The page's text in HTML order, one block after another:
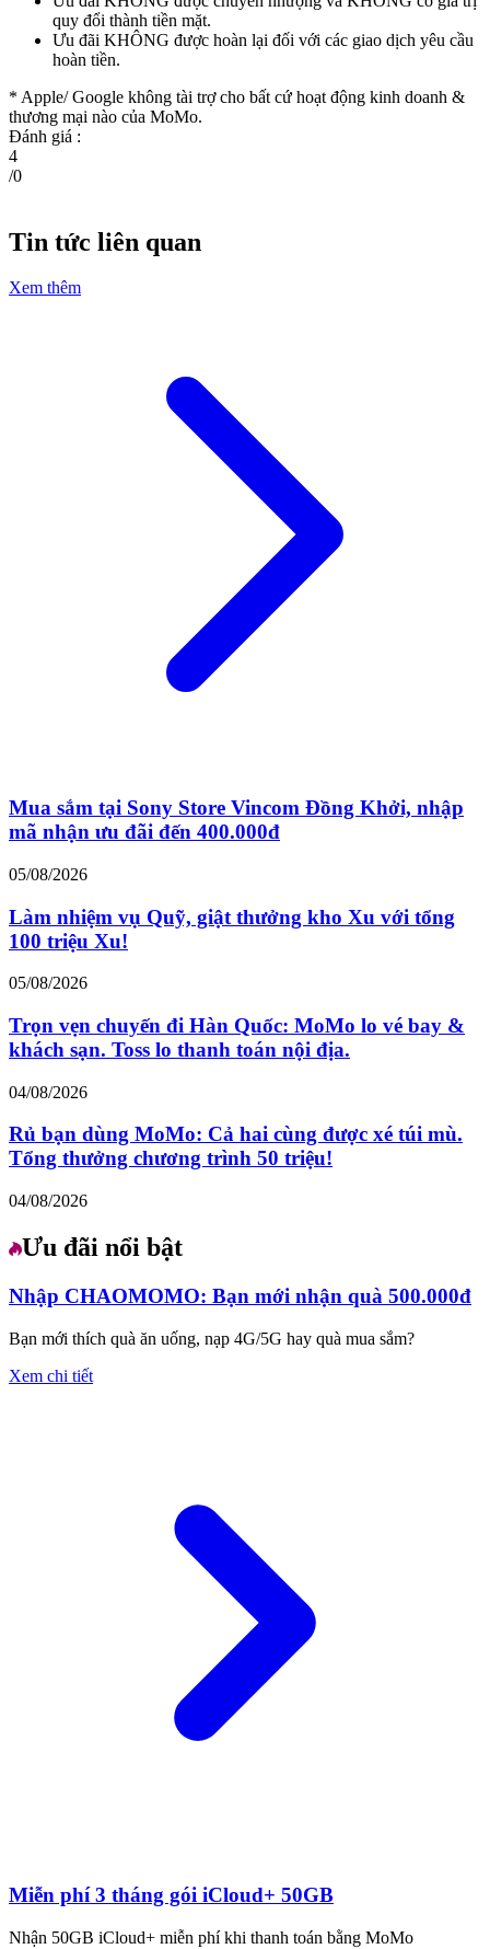
quy đổi thành tiền mặt.
Ưu đãi KHÔNG được hoàn lại đối với các giao dịch yêu cầu
hoàn tiền.
* Apple/ Google không tài trợ cho bất cứ hoạt động kinh doanh &
thương mại nào của MoMo.
Đánh giá :
4
/0
Tin tức liên quan
Xem thêm
Mua sắm tại Sony Store Vincom Đồng Khởi, nhập
mã nhận ưu đãi đến 400.000đ
05/08/2026
Làm nhiệm vụ Quỹ, giật thưởng kho Xu với tổng
100 triệu Xu!
05/08/2026
Trọn vẹn chuyến đi Hàn Quốc: MoMo lo vé bay &
khách sạn. Toss lo thanh toán nội địa.
04/08/2026
Rủ bạn dùng MoMo: Cả hai cùng được xé túi mù.
Tổng thưởng chương trình 50 triệu!
04/08/2026
Ưu đãi nổi bật
Nhập CHAOMOMO: Bạn mới nhận quà 500.000đ
Bạn mới thích quà ăn uống, nạp 4G/5G hay quà mua sắm?
Xem chi tiết
Miễn phí 3 tháng gói iCloud+ 50GB
Nhận 50GB iCloud+ miễn phí khi thanh toán bằng MoMo